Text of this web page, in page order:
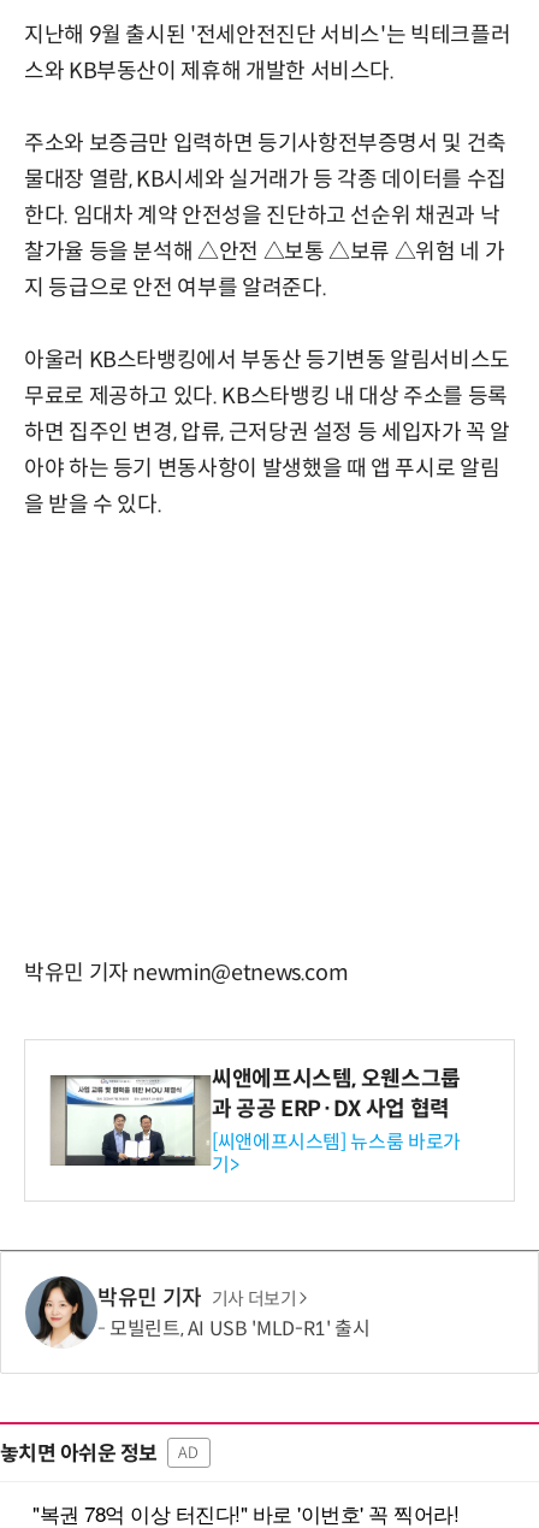
지난해 9월 출시된 '전세안전진단 서비스'는 빅테크플러
스와 KB부동산이 제휴해 개발한 서비스다.
주소와 보증금만 입력하면 등기사항전부증명서 및 건축
물대장 열람, KB시세와 실거래가 등 각종 데이터를 수집
한다. 임대차 계약 안전성을 진단하고 선순위 채권과 낙
찰가율 등을 분석해 △안전 △보통 △보류 △위험 네 가
지 등급으로 안전 여부를 알려준다.
아울러 KB스타뱅킹에서 부동산 등기변동 알림서비스도
무료로 제공하고 있다. KB스타뱅킹 내 대상 주소를 등록
하면 집주인 변경, 압류, 근저당권 설정 등 세입자가 꼭 알
아야 하는 등기 변동사항이 발생했을 때 앱 푸시로 알림
을 받을 수 있다.
박유민 기자 newmin@etnews.com
씨앤에프시스템, 오웬스그룹
과 공공 ERP·DX 사업 협력
[씨앤에프시스템] 뉴스룸 바로가
기>
박유민 기자 기사 더보기
모빌린트, AI USB 'MLD-R1' 출시
놓치면 아쉬운 정보 AD